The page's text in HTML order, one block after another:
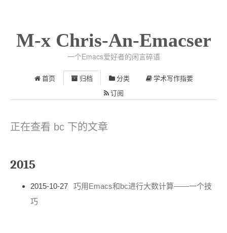
M-x Chris-An-Emacser
一个Emacs爱好者的闲言碎语
首页 归档 分类 学术写作指要
订阅
正在查看 bc 下的文章
2015
2015-10-27
巧用Emacs和bc进行大数计算——一个技
巧